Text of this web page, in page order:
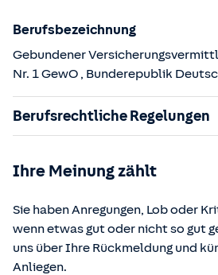
Berufsbezeichnung
Gebundener
Nr. 1 GewO , Bunderepublik
Berufsrechtliche Regelungen
§§ 59 – 68 Gesetz über den
§ 48b
Verordnung über die
Ihre Meinung zählt
Sie haben Anregungen, Lob oder
wenn etwas gut oder nicht so gut
uns über Ihre Rückmeldung und
Anliegen.